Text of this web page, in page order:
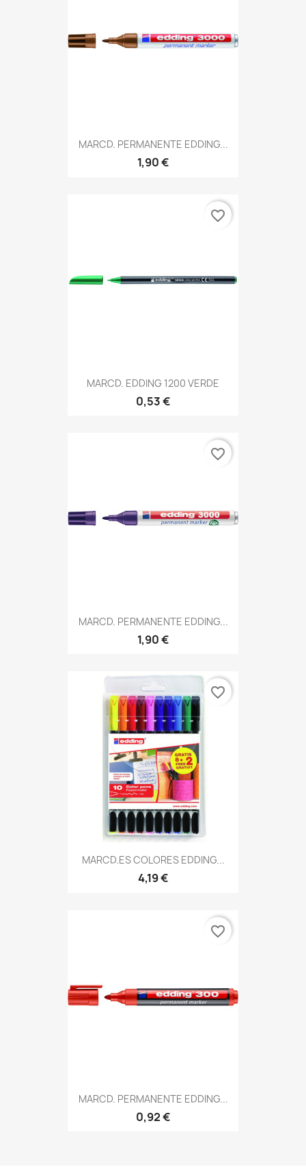
MARCD. PERMANENTE EDDING...
1,90 €
MARCD. EDDING 1200 VERDE
0,53 €
favorite_border
MARCD. PERMANENTE EDDING...
1,90 €
favorite_border
MARCD.ES COLORES EDDING...
4,19 €
favorite_border
MARCD. PERMANENTE EDDING...
0,92 €
favorite_border